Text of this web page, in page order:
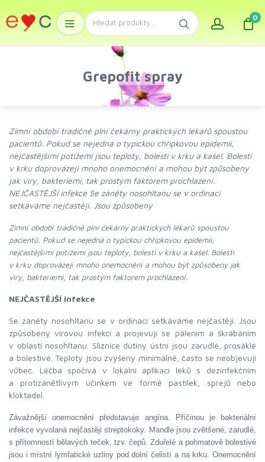
0
Grepofit spray
Zimní období tradičně plní čekárny praktických lékařů spoustou
pacientů. Pokud se nejedná o typickou chřipkovou epidemii,
nejčastějšími potížemi jsou teploty, bolesti v krku a kašel. Bolesti
v krku doprovázejí mnoho onemocnění a mohou být způsobeny
jak viry, bakteriemi, tak prostým faktorem prochlazení.
NEJČASTĚJŠÍ infekce Se záněty nosohltanu se v ordinaci
setkáváme nejčastěji. Jsou způsobeny
Zimní období tradičně plní čekárny praktických lékařů spoustou
pacientů. Pokud se nejedná o typickou chřipkovou epidemii,
nejčastějšími potížemi jsou teploty, bolesti v krku a kašel. Bolesti
v krku doprovázejí mnoho onemocnění a mohou být způsobeny jak
viry, bakteriemi, tak prostým faktorem prochlazení.
NEJČASTĚJŠÍ infekce
Se záněty nosohltanu se v ordinaci setkáváme nejčastěji. Jsou
způsobeny virovou infekcí a projevují se pálením a škrábáním
v oblasti nosohltanu. Sliznice dutiny ústní jsou zarudlé, prosáklé
a bolestivé. Teploty jsou zvýšeny minimálně, často se neobjevují
vůbec. Léčba spočívá v lokální aplikaci léků s dezinfekčním
a protizánětlivým účinkem ve formě pastilek, sprejů nebo
kloktadel.
Závažnější onemocnění představuje angína. Příčinou je bakteriální
infekce vyvolaná nejčastěji streptokoky. Mandle jsou zvětšené, zarudlé,
s přítomností bělavých teček, tzv. čepů. Zduřelé a pohmatově bolestivé
jsou i místní lymfatické uzliny pod dolní čelistí a na krku. Onemocnění